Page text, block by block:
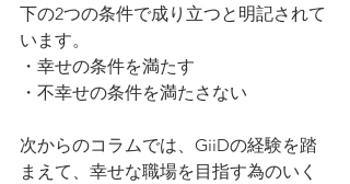
下の2つの条件で成り立つと明記されて
います。
・幸せの条件を満たす
・不幸せの条件を満たさない
次からのコラムでは、GiiDの経験を踏
まえて、幸せな職場を目指す為のいく